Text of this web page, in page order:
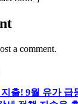
a comment.
출! 9월 유가 급